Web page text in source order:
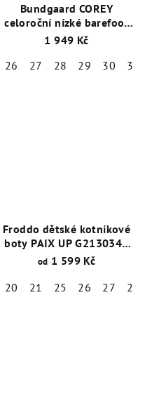
25
Bundgaard COREY
celoroční nízké barefoot
boty Navy
1 949 Kč
26
27 28 29 30 31
35 36
Froddo dětské kotníkové
boty PAIX UP G2130346
Dark Blue
od 1 599 Kč
20
21 25 26 27 28